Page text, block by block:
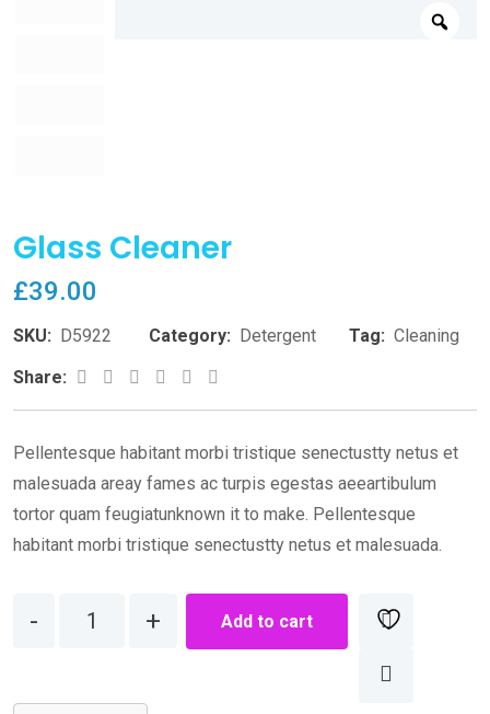
Glass Cleaner
£39.00
SKU: D5922 Category: Detergent Tag: Cleaning
Share:
Whatsapp
RedditShare
via
Pellentesque habitant morbi tristique senectustty netus et
malesuada areay fames ac turpis egestas aeeartibulum
tortor quam feugiatunknown it to make. Pellentesque
habitant morbi tristique senectustty netus et malesuada.
Add to cart